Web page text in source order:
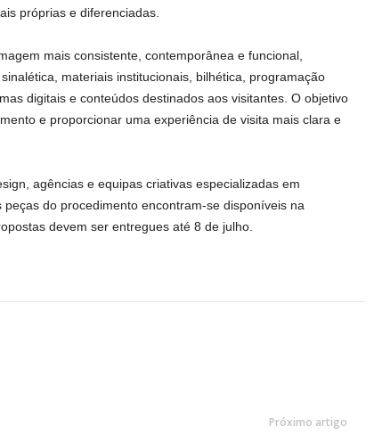
próprias e diferenciadas.
mais consistente, contemporânea e funcional,
materiais institucionais, bilhética, programação
digitais e conteúdos destinados aos visitantes. O objetivo
e proporcionar uma experiência de visita mais clara e
agências e equipas criativas especializadas em
do procedimento encontram-se disponíveis na
devem ser entregues até 8 de julho.
Próximo artigo